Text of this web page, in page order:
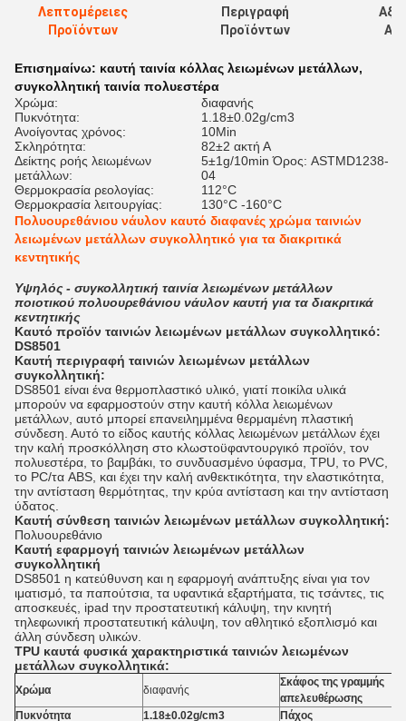
Λεπτομέρειες
Προϊόντων
Περιγραφή
Προϊόντων
Επισημαίνω: καυτή ταινία κόλλας λειωμένων μετάλλων,
συγκολλητική ταινία πολυεστέρα
Χρώμα:
διαφανής
Πυκνότητα:
1.18±0.02g/cm3
Ανοίγοντας χρόνος:
10Min
Σκληρότητα:
82±2 ακτή Α
Δείκτης ροής λειωμένων
μετάλλων:
5±1g/10min Όρος: ASTMD1238-
04
Θερμοκρασία ρεολογίας:
112°C
Θερμοκρασία λειτουργίας:
130°C -160°C
Πολυουρεθάνιου νάυλον καυτό διαφανές χρώμα ταινιών
λειωμένων μετάλλων συγκολλητικό για τα διακριτικά
κεντητικής
Υψηλός - συγκολλητική ταινία λειωμένων μετάλλων
ποιοτικού πολυουρεθάνιου νάυλον καυτή για τα διακριτικά
κεντητικής
Καυτό προϊόν ταινιών λειωμένων μετάλλων συγκολλητικό:
DS8501
Καυτή περιγραφή ταινιών λειωμένων μετάλλων
συγκολλητική:
DS8501 είναι ένα θερμοπλαστικό υλικό, γιατί ποικίλα υλικά
μπορούν να εφαρμοστούν στην καυτή κόλλα λειωμένων
μετάλλων, αυτό μπορεί επανειλημμένα θερμαμένη πλαστική
σύνδεση. Αυτό το είδος καυτής κόλλας λειωμένων μετάλλων έχει
την καλή προσκόλληση στο κλωστοϋφαντουργικό προϊόν, τον
πολυεστέρα, το βαμβάκι, το συνδυασμένο ύφασμα, TPU, το PVC,
το PC/τα ABS, και έχει την καλή ανθεκτικότητα, την ελαστικότητα,
την αντίσταση θερμότητας, την κρύα αντίσταση και την αντίσταση
ύδατος.
Καυτή σύνθεση ταινιών λειωμένων μετάλλων συγκολλητική:
Πολυουρεθάνιο
Καυτή εφαρμογή ταινιών λειωμένων μετάλλων
συγκολλητική
DS8501 η κατεύθυνση και η εφαρμογή ανάπτυξης είναι για τον
ιματισμό, τα παπούτσια, τα υφαντικά εξαρτήματα, τις τσάντες, τις
αποσκευές, ipad την προστατευτική κάλυψη, την κινητή
τηλεφωνική προστατευτική κάλυψη, τον αθλητικό εξοπλισμό και
άλλη σύνδεση υλικών.
TPU καυτά φυσικά χαρακτηριστικά ταινιών λειωμένων
μετάλλων συγκολλητικά:
Χρώμα διαφανής
Σκάφος της γραμμής
απελευθέρωσης
Πυκνότητα
1.18±0.02g/cm3
Πάχος